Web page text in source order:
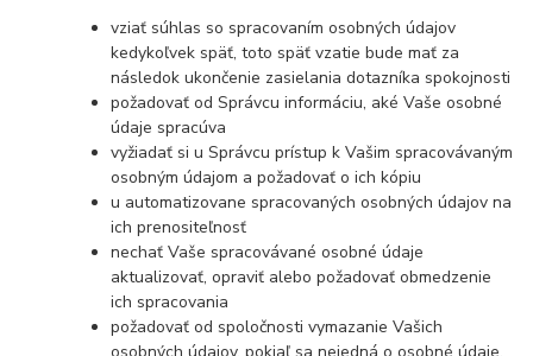
vziať súhlas so spracovaním osobných údajov
kedykoľvek späť, toto späť vzatie bude mať za
následok ukončenie zasielania dotazníka spokojnosti
požadovať od Správcu informáciu, aké Vaše osobné
údaje spracúva
vyžiadať si u Správcu prístup k Vašim spracovávaným
osobným údajom a požadovať o ich kópiu
u automatizovane spracovaných osobných údajov na
ich prenositeľnosť
nechať Vaše spracovávané osobné údaje
aktualizovať, opraviť alebo požadovať obmedzenie
ich spracovania
požadovať od spoločnosti vymazanie Vašich